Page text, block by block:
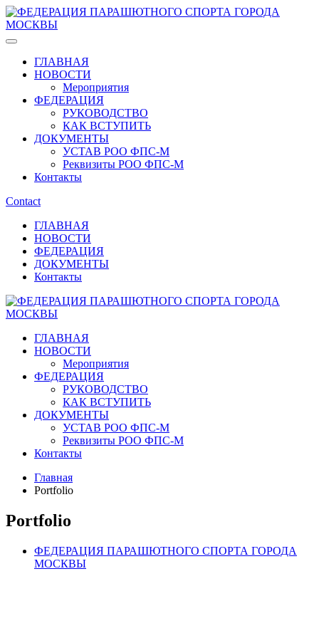
ГЛАВНАЯ
НОВОСТИ
Мероприятия
ФЕДЕРАЦИЯ
РУКОВОДСТВО
КАК ВСТУПИТЬ
ДОКУМЕНТЫ
УСТАВ РОО ФПС-М
Реквизиты РОО ФПС-М
Контакты
Contact
ГЛАВНАЯ
НОВОСТИ
ФЕДЕРАЦИЯ
ДОКУМЕНТЫ
Контакты
ГЛАВНАЯ
НОВОСТИ
Мероприятия
ФЕДЕРАЦИЯ
РУКОВОДСТВО
КАК ВСТУПИТЬ
ДОКУМЕНТЫ
УСТАВ РОО ФПС-М
Реквизиты РОО ФПС-М
Контакты
Главная
Portfolio
Portfolio
ФЕДЕРАЦИЯ ПАРАШЮТНОГО СПОРТА ГОРОДА
МОСКВЫ